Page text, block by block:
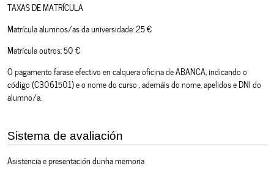
TAXAS DE MATRÍCULA
Matrícula alumnos/as da universidade: 25 €
Matrícula outros: 50 €
O pagamento farase efectivo en calquera oficina de ABANCA, indicando o
código (C3061501) e o nome do curso , ademáis do nome, apelidos e DNI do
alumno/a.
Sistema de avaliación
Asistencia e presentación dunha memoria